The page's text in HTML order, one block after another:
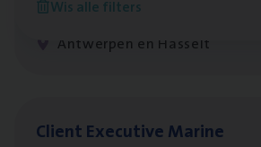
Wis alle filters
Insurance Operations
Antwerpen en Hasselt
Client Exe­cu­ti­ve Marine